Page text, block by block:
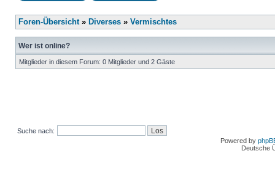
Foren-Übersicht» Diverses » Vermischtes
Wer ist online?
Mitglieder in diesem Forum: 0 Mitglieder und 2 Gäste
Suche nach:
Powered by
Deutsche